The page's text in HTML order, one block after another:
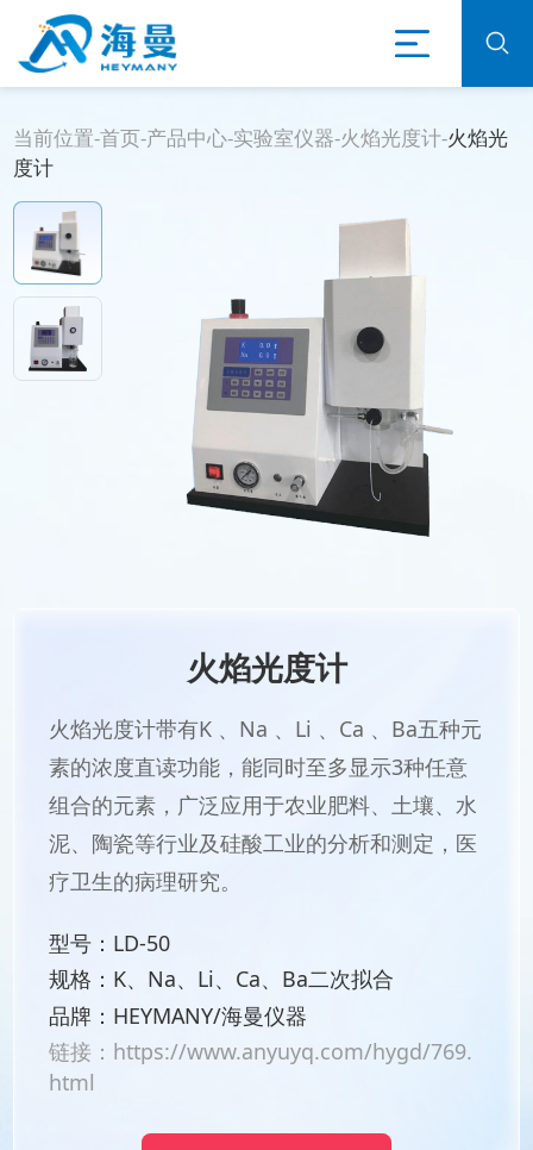
当前位置-首页-产品中心-实验室仪器-火焰光度计-火焰光
度计
火焰光度计
火焰光度计带有K 、Na 、Li 、Ca 、Ba五种元
素的浓度直读功能，能同时至多显示3种任意
组合的元素，广泛应用于农业肥料、土壤、水
泥、陶瓷等行业及硅酸工业的分析和测定，医
疗卫生的病理研究。
型号：LD-50
规格：K、Na、Li、Ca、Ba二次拟合
品牌：HEYMANY/海曼仪器
链接： https://www.anyuyq.com/hygd/769.
html